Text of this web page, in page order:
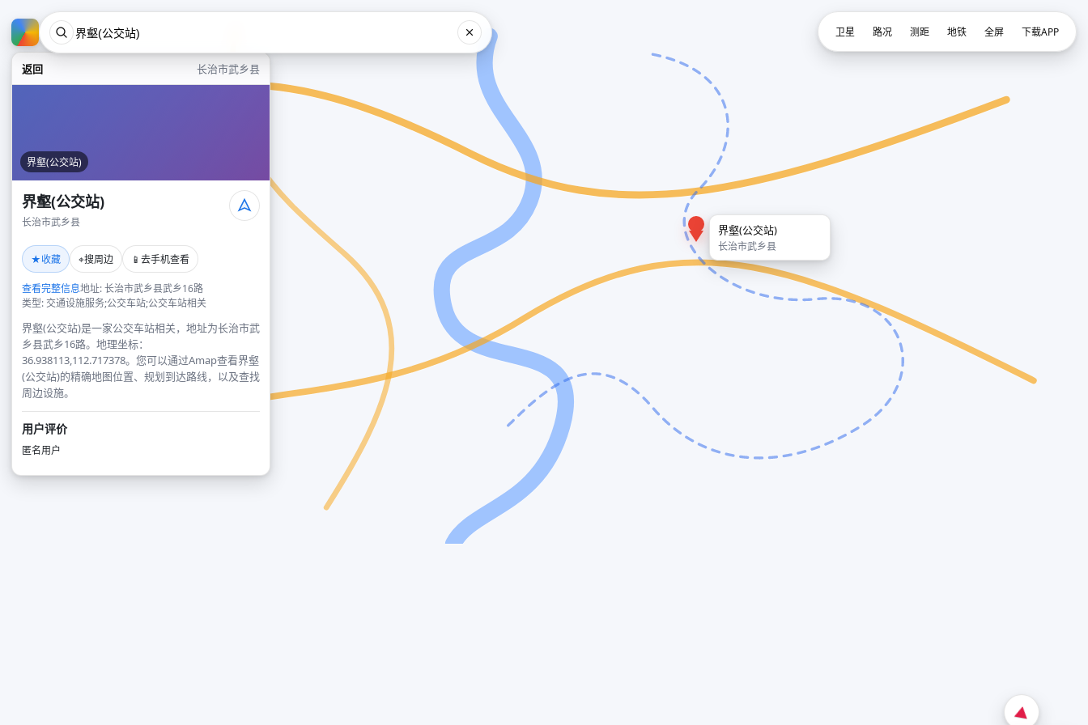
返回 长治市武乡县
界壑(公交站)
界壑(公交站)
长治市武乡县
★收藏 ⌖搜周边 📱 去手机查看
查看完整信息地址: 长治市武乡县武乡16路
类型: 交通设施服务;公交车站;公交车站相关
界壑(公交站)是一家公交车站相关，地址为长治市武
乡县武乡16路。地理坐标：
36.938113,112.717378。您可以通过Amap查看界壑
(公交站)的精确地图位置、规划到达路线，以及查找
周边设施。
用户评价
匿名用户
界壑(公交站)
长治市武乡县
卫星 路况 测距 地铁 全屏 下载APP